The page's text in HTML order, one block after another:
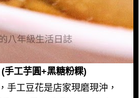
工芋圓+黑糖粉粿)
手工豆花是店家現磨現沖，